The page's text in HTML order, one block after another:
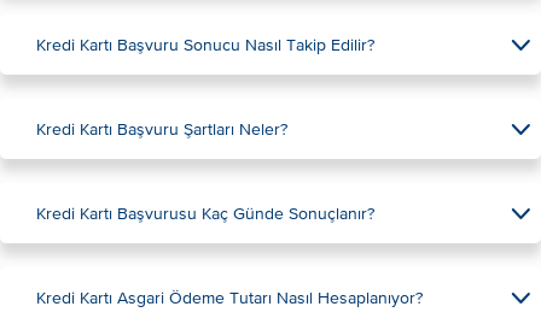
Kredi Kartı Başvuru Sonucu Nasıl Takip Edilir?
Kredi Kartı Başvuru Şartları Neler?
Kredi Kartı Başvurusu Kaç Günde Sonuçlanır?
Kredi Kartı Asgari Ödeme Tutarı Nasıl Hesaplanıyor?